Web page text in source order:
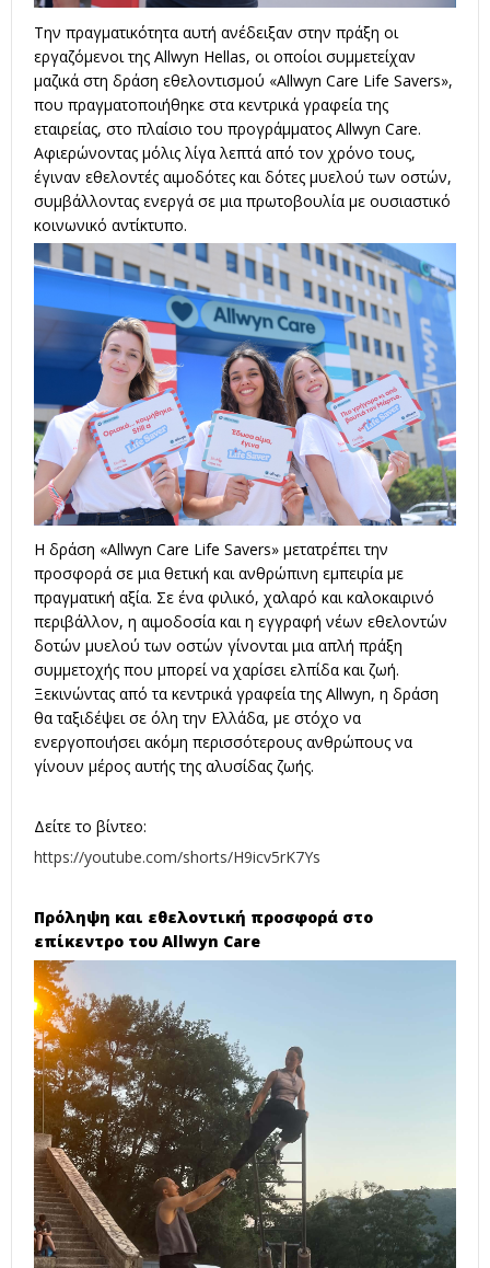
Την πραγματικότητα αυτή ανέδειξαν στην πράξη οι
εργαζόμενοι της Allwyn Hellas, οι οποίοι συμμετείχαν
μαζικά στη δράση εθελοντισμού «Allwyn Care Life Savers»,
που πραγματοποιήθηκε στα κεντρικά γραφεία της
εταιρείας, στο πλαίσιο του προγράμματος Allwyn Care.
Αφιερώνοντας μόλις λίγα λεπτά από τον χρόνο τους,
έγιναν εθελοντές αιμοδότες και δότες μυελού των οστών,
συμβάλλοντας ενεργά σε μια πρωτοβουλία με ουσιαστικό
κοινωνικό αντίκτυπο.
Η δράση «Allwyn Care Life Savers» μετατρέπει την
προσφορά σε μια θετική και ανθρώπινη εμπειρία με
πραγματική αξία. Σε ένα φιλικό, χαλαρό και καλοκαιρινό
περιβάλλον, η αιμοδοσία και η εγγραφή νέων εθελοντών
δοτών μυελού των οστών γίνονται μια απλή πράξη
συμμετοχής που μπορεί να χαρίσει ελπίδα και ζωή.
Ξεκινώντας από τα κεντρικά γραφεία της Allwyn, η δράση
θα ταξιδέψει σε όλη την Ελλάδα, με στόχο να
ενεργοποιήσει ακόμη περισσότερους ανθρώπους να
γίνουν μέρος αυτής της αλυσίδας ζωής.
Δείτε το βίντεο:
https://youtube.com/shorts/H9icv5rK7Ys
Πρόληψη και εθελοντική προσφορά στο
επίκεντρο του Allwyn Care